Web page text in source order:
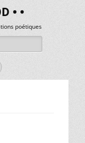
• •
poétiques